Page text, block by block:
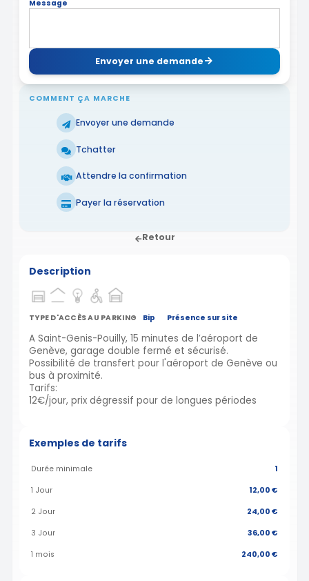
Message
Envoyer une demande
COMMENT ÇA MARCHE
Envoyer une demande
Tchatter
Attendre la confirmation
Payer la réservation
Retour
Description
TYPE D'ACCÈS AU PARKING Bip Présence sur site
A Saint-Genis-Pouilly, 15 minutes de l’aéroport de
Genève, garage double fermé et sécurisé.
Possibilité de transfert pour l'aéroport de Genève ou
bus à proximité.
Tarifs:
12€/jour, prix dégressif pour de longues périodes
Exemples de tarifs
Durée minimale 1
1 Jour 12,00 €
2 Jour 24,00 €
3 Jour 36,00 €
1 mois 240,00 €